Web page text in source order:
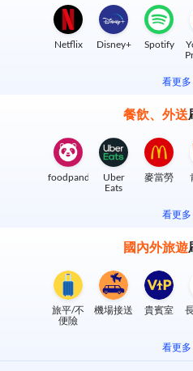
Netflix Disney+ Spotify
看更多
餐飲、外送
foodpanda
Uber
Eats
麥當勞
看更多
國內外旅遊
旅平/不
便險
機場接送 貴賓室
看更多